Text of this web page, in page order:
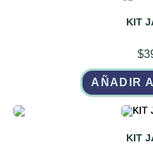
KIT
$
AÑADIR
KIT